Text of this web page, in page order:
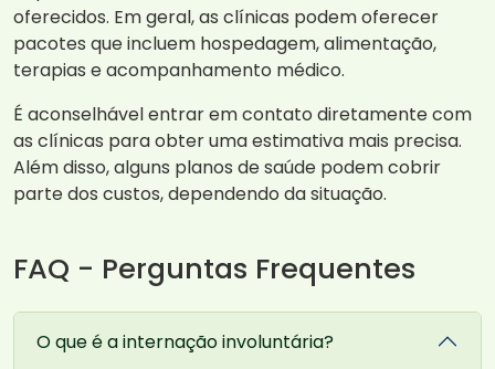
oferecidos. Em geral, as clínicas podem oferecer
pacotes que incluem hospedagem, alimentação,
terapias e acompanhamento médico.
É aconselhável entrar em contato diretamente com
as clínicas para obter uma estimativa mais precisa.
Além disso, alguns planos de saúde podem cobrir
parte dos custos, dependendo da situação.
FAQ - Perguntas Frequentes
O que é a internação involuntária?